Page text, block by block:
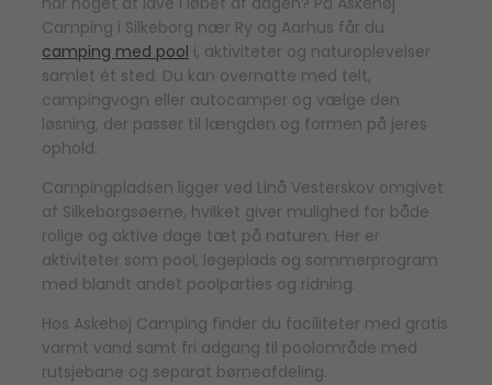
Camping i Silkeborg nær Ry og Aarhus får du
camping med pool i, aktiviteter og naturoplevelser
samlet ét sted. Du kan overnatte med telt,
campingvogn eller autocamper og vælge den
løsning, der passer til længden og formen på jeres
ophold.
Campingpladsen ligger ved Linå Vesterskov omgivet
af Silkeborgsøerne, hvilket giver mulighed for både
rolige og aktive dage tæt på naturen. Her er
aktiviteter som pool, legeplads og sommerprogram
med blandt andet poolparties og ridning.
Hos Askehøj Camping finder du faciliteter med gratis
varmt vand samt fri adgang til poolområde med
rutsjebane og separat børneafdeling.